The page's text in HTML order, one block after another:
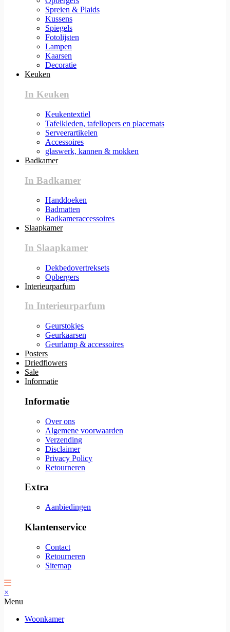
Spreien & Plaids
Kussens
Spiegels
Fotolijsten
Lampen
Kaarsen
Decoratie
Keuken
In Keuken
Keukentextiel
Tafelkleden, tafellopers en placemats
Serveerartikelen
Accessoires
glaswerk, kannen & mokken
Badkamer
In Badkamer
Handdoeken
Badmatten
Badkameraccessoires
Slaapkamer
In Slaapkamer
Dekbedovertreksets
Opbergers
Interieurparfum
In Interieurparfum
Geurstokjes
Geurkaarsen
Geurlamp & accessoires
Posters
Driedflowers
Sale
Informatie
Informatie
Over ons
Algemene voorwaarden
Verzending
Disclaimer
Privacy Policy
Retourneren
Extra
Aanbiedingen
Klantenservice
Contact
Retourneren
Sitemap
×
Menu
Woonkamer